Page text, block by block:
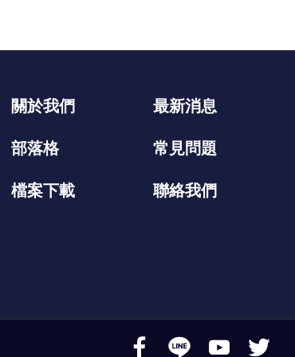
關於我們
最新消息
部落格
常見問題
檔案下載
聯絡我們